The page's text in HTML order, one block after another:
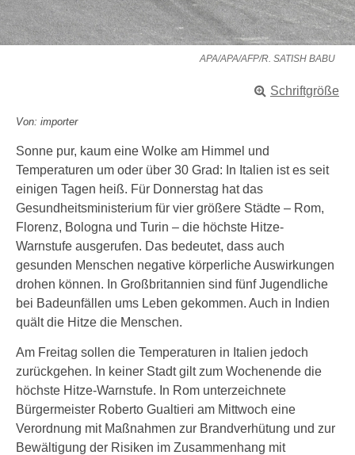
APA/APA/AFP/R. SATISH BABU
Schriftgröße
Von: importer
Sonne pur, kaum eine Wolke am Himmel und
Temperaturen um oder über 30 Grad: In Italien ist es seit
einigen Tagen heiß. Für Donnerstag hat das
Gesundheitsministerium für vier größere Städte – Rom,
Florenz, Bologna und Turin – die höchste Hitze-
Warnstufe ausgerufen. Das bedeutet, dass auch
gesunden Menschen negative körperliche Auswirkungen
drohen können. In Großbritannien sind fünf Jugendliche
bei Badeunfällen ums Leben gekommen. Auch in Indien
quält die Hitze die Menschen.
Am Freitag sollen die Temperaturen in Italien jedoch
zurückgehen. In keiner Stadt gilt zum Wochenende die
höchste Hitze-Warnstufe. In Rom unterzeichnete
Bürgermeister Roberto Gualtieri am Mittwoch eine
Verordnung mit Maßnahmen zur Brandverhütung und zur
Bewältigung der Risiken im Zusammenhang mit